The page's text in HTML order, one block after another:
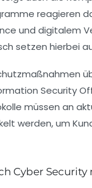
reagieren
und digitalem
setzen hierbei
Security
müssen an
werden, um
Cyber